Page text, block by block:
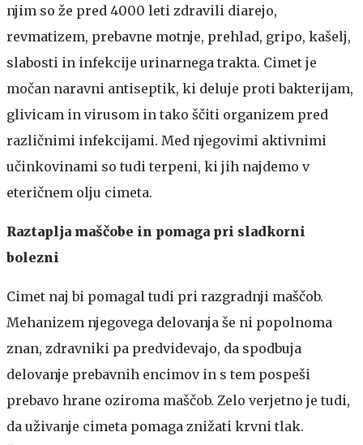
njim so že pred 4000 leti zdravili diarejo,
revmatizem, prebavne motnje, prehlad, gripo, kašelj,
slabosti in infekcije urinarnega trakta. Cimet je
močan naravni antiseptik, ki deluje proti bakterijam,
glivicam in virusom in tako ščiti organizem pred
različnimi infekcijami. Med njegovimi aktivnimi
učinkovinami so tudi terpeni, ki jih najdemo v
eteričnem olju cimeta.
Raztaplja maščobe in pomaga pri sladkorni
bolezni
Cimet naj bi pomagal tudi pri razgradnji maščob.
Mehanizem njegovega delovanja še ni popolnoma
znan, zdravniki pa predvidevajo, da spodbuja
delovanje prebavnih encimov in s tem pospeši
prebavo hrane oziroma maščob. Zelo verjetno je tudi,
da uživanje cimeta pomaga znižati krvni tlak.